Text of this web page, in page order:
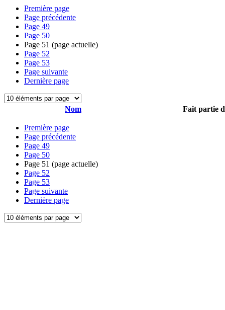
Première page
Page précédente
Page 49
Page 50
Page 51 (page actuelle)
Page 52
Page 53
Page suivante
Dernière page
Nom Fait partie
Première page
Page précédente
Page 49
Page 50
Page 51 (page actuelle)
Page 52
Page 53
Page suivante
Dernière page